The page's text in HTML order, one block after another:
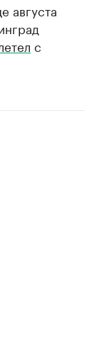
августа
с